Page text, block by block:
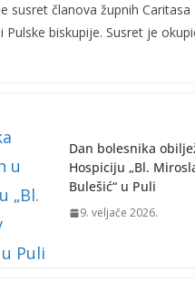
susret članova župnih Caritasa
Pulske biskupije. Susret je
Dan bolesnika
Hospiciju „Bl.
Bulešić“ u Puli
9. veljače 2026.